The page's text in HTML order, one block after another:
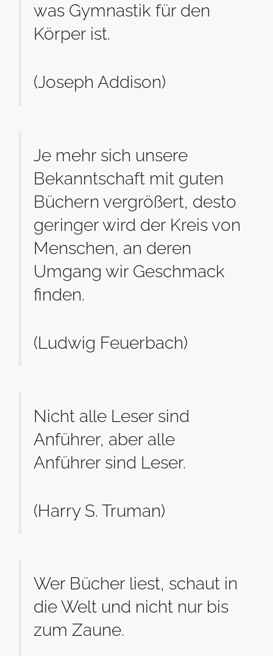
was Gymnastik für den
Körper ist.
(Joseph Addison)
Je mehr sich unsere
Bekanntschaft mit guten
Büchern vergrößert, desto
geringer wird der Kreis von
Menschen, an deren
Umgang wir Geschmack
finden.
(Ludwig Feuerbach)
Nicht alle Leser sind
Anführer, aber alle
Anführer sind Leser.
(Harry S. Truman)
Wer Bücher liest, schaut in
die Welt und nicht nur bis
zum Zaune.